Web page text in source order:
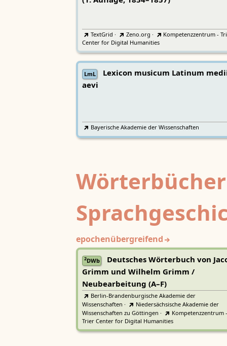
TextGrid · Zeno.org ·
Kompetenzzentrum -
Center for Digital Humanities
LmL
Lexicon musicum Latinum
aevi
Bayerische Akademie der Wissenschaften
epochenübergreifend
2DWb
Deutsches Wörterbuch von
Grimm und Wilhelm Grimm /
Neubearbeitung (A–F)
Berlin-Brandenburgische Akademie der
Wissenschaften ·
Niedersächsische Akademie der
Wissenschaften zu Göttingen ·
Kompetenzzentrum -
Trier Center for Digital Humanities